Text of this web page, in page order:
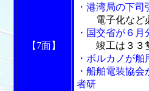
【7面】
・港湾局の下
電子化など
・国交省が６
竣工は３３
・ボルカノが
・船舶電装協
者研